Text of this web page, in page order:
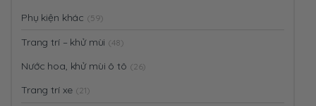
Phụ kiện khác (59)
Trang trí – khử mùi (48)
Nước hoa, khử mùi ô tô (26)
Trang trí xe (21)